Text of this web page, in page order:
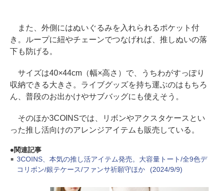
また、外側にはぬいぐるみを入れられるポケット付
き。ループに紐やチェーンでつなげれば、推しぬいの落
下も防げる。
サイズは40×44cm（幅×高さ）で、うちわがすっぽり
収納できる大きさ。ライブグッズを持ち運ぶのはもちろ
ん、普段のお出かけやサブバッグにも使えそう。
そのほか3COINSでは、リボンやアクスタケースとい
った推し活向けのアレンジアイテムも販売している。
関連記事
3COINS、本気の推し活アイテム発売。大容量トート/全9色デ
コリボン/銀テケース/ファンサ祈願守ほか
(2024/9/9)